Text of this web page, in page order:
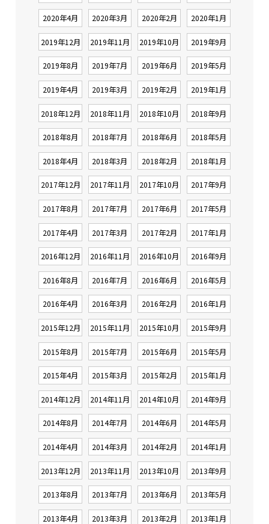
2020年4月 2020年3月 2020年2月 2020年1月
2019年12月 2019年11月 2019年10月 2019年9月
2019年8月 2019年7月 2019年6月 2019年5月
2019年4月 2019年3月 2019年2月 2019年1月
2018年12月 2018年11月 2018年10月 2018年9月
2018年8月 2018年7月 2018年6月 2018年5月
2018年4月 2018年3月 2018年2月 2018年1月
2017年12月 2017年11月 2017年10月 2017年9月
2017年8月 2017年7月 2017年6月 2017年5月
2017年4月 2017年3月 2017年2月 2017年1月
2016年12月 2016年11月 2016年10月 2016年9月
2016年8月 2016年7月 2016年6月 2016年5月
2016年4月 2016年3月 2016年2月 2016年1月
2015年12月 2015年11月 2015年10月 2015年9月
2015年8月 2015年7月 2015年6月 2015年5月
2015年4月 2015年3月 2015年2月 2015年1月
2014年12月 2014年11月 2014年10月 2014年9月
2014年8月 2014年7月 2014年6月 2014年5月
2014年4月 2014年3月 2014年2月 2014年1月
2013年12月 2013年11月 2013年10月 2013年9月
2013年8月 2013年7月 2013年6月 2013年5月
2013年4月 2013年3月 2013年2月 2013年1月